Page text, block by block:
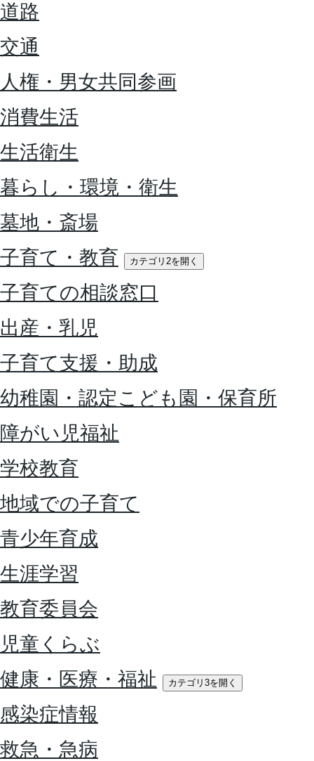
道路
交通
人権・男女共同参画
消費生活
生活衛生
暮らし・環境・衛生
墓地・斎場
子育て・教育
カテゴリ2を開く
子育ての相談窓口
出産・乳児
子育て支援・助成
幼稚園・認定こども園・保育所
障がい児福祉
学校教育
地域での子育て
青少年育成
生涯学習
教育委員会
児童くらぶ
健康・医療・福祉
カテゴリ3を開く
感染症情報
救急・急病